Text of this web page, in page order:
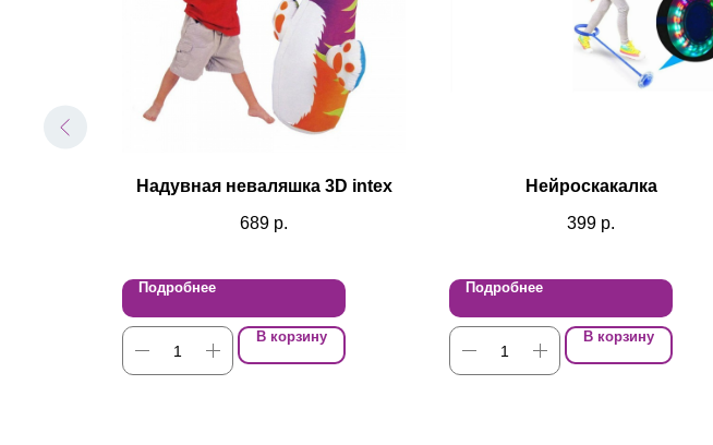
Надувная неваляшка 3D intex
689 р.
Подробнее
В корзину
Нейроскакалка
399 р.
Подробнее
В корзину